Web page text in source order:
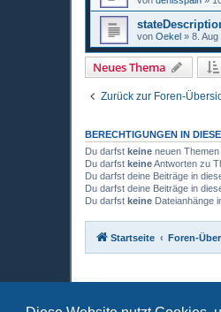
von Oekel » 8. Aug
Neues Thema
Zurück zur Foren-
BERECHTIGUNGEN IN
Du darfst keine neuen
Du darfst keineAntworten zu
Du darfst deine Beiträge in
Du darfst deine Beiträge in
Du darfst keine Dateianhänge
Startseite Foren-